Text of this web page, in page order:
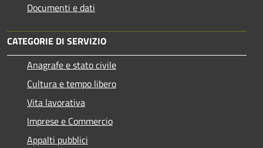
Documenti e dati
CATEGORIE DI SERVIZIO
Anagrafe e stato civile
Cultura e tempo libero
Vita lavorativa
Imprese e Commercio
Appalti pubblici